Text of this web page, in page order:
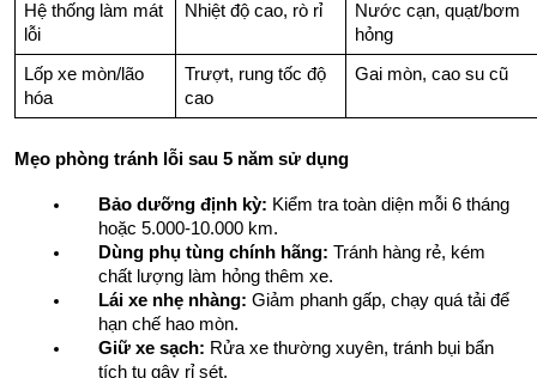
Hệ thống làm mát
lỗi
Nhiệt độ cao, rò rỉ
Nước cạn, quạt/bơm
hỏng
Lốp xe mòn/lão
hóa
Trượt, rung tốc độ
cao
Gai mòn, cao su cũ
Mẹo phòng tránh lỗi sau 5 năm sử dụng
Bảo dưỡng định kỳ: Kiểm tra toàn diện mỗi 6 tháng
hoặc 5.000-10.000 km.
Dùng phụ tùng chính hãng: Tránh hàng rẻ, kém
chất lượng làm hỏng thêm xe.
Lái xe nhẹ nhàng: Giảm phanh gấp, chạy quá tải để
hạn chế hao mòn.
Giữ xe sạch: Rửa xe thường xuyên, tránh bụi bẩn
tích tụ gây rỉ sét.